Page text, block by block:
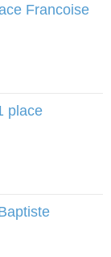
Francoise
place